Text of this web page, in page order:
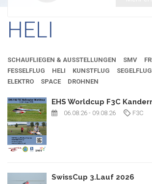
HELI
SCHAUFLIEGEN & AUSSTELLUNGEN SMV
FESSELFLUG
HELI KUNSTFLUG SEGELFLUG
ELEKTRO
SPACE DROHNEN
EHS Worldcup F3C
06.08.26 - 09.08.26 F3C
SwissCup 3.Lauf 2026